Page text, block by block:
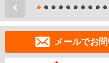
メールでお